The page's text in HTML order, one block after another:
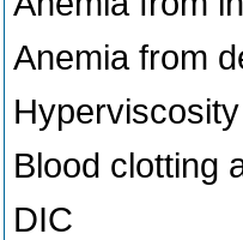
Anemia from
Blood clotting
DIC